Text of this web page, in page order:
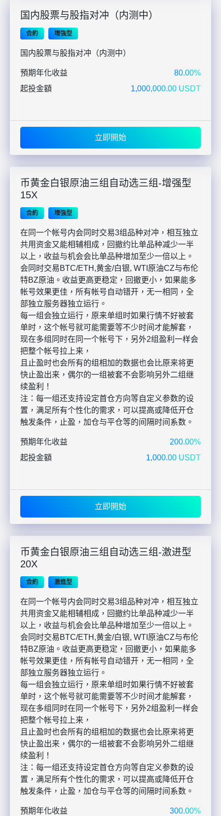
国内股票与股指对冲（内测中）
合約 增強型
国内股票与股指对冲（内测中）
預期年化收益
80.00%
起投金額
1,000,000.00 USDT
立即開始
币黄金白银原油三组自动选三组-增强型
15X
合約 增強型
在同一个帐号内会同时交易3组品种对冲，相互独立
共用资金又能相辅相成，回撤约比单品种减少一半
以上，收益与机会会比单品种增加至少一倍以上。
会同时交易BTC/ETH,黄金/白银, WTI原油CZ与布伦
特BZ原油。收益更高更稳定，回撤更小，如果能多
帐号效果更佳，所有帐号自动错开，无一相同，全
部独立服务器独立运行。
每一组会独立运行，原来单组时如果行情不好被套
单时，这个帐号就可能需要等不少时间才能解套，
现在多组同时在同一个帐号下，另外2组盈利一样会
把整个帐号拉上来，
且止盈时也会所有的组相加的数据也会比原来将更
快止盈出来，偶尔的一组被套不会影响另外二组继
续盈利！
注：每一组还支持设定首仓方向等自定义参数的设
置，满足所有个性化的需求，可以提高或降低开仓
触发条件，止盈，加仓与平仓等的间隔时间系数。
預期年化收益
200.00%
起投金額
1,000.00 USDT
立即開始
币黄金白银原油三组自动选三组-激进型
20X
合約 激進型
在同一个帐号内会同时交易3组品种对冲，相互独立
共用资金又能相辅相成，回撤约比单品种减少一半
以上，收益与机会会比单品种增加至少一倍以上。
会同时交易BTC/ETH,黄金/白银, WTI原油CZ与布伦
特BZ原油。收益更高更稳定，回撤更小，如果能多
帐号效果更佳，所有帐号自动错开，无一相同，全
部独立服务器独立运行。
每一组会独立运行，原来单组时如果行情不好被套
单时，这个帐号就可能需要等不少时间才能解套，
现在多组同时在同一个帐号下，另外2组盈利一样会
把整个帐号拉上来，
且止盈时也会所有的组相加的数据也会比原来将更
快止盈出来，偶尔的一组被套不会影响另外二组继
续盈利！
注：每一组还支持设定首仓方向等自定义参数的设
置，满足所有个性化的需求，可以提高或降低开仓
触发条件，止盈，加仓与平仓等的间隔时间系数。
預期年化收益
300.00%